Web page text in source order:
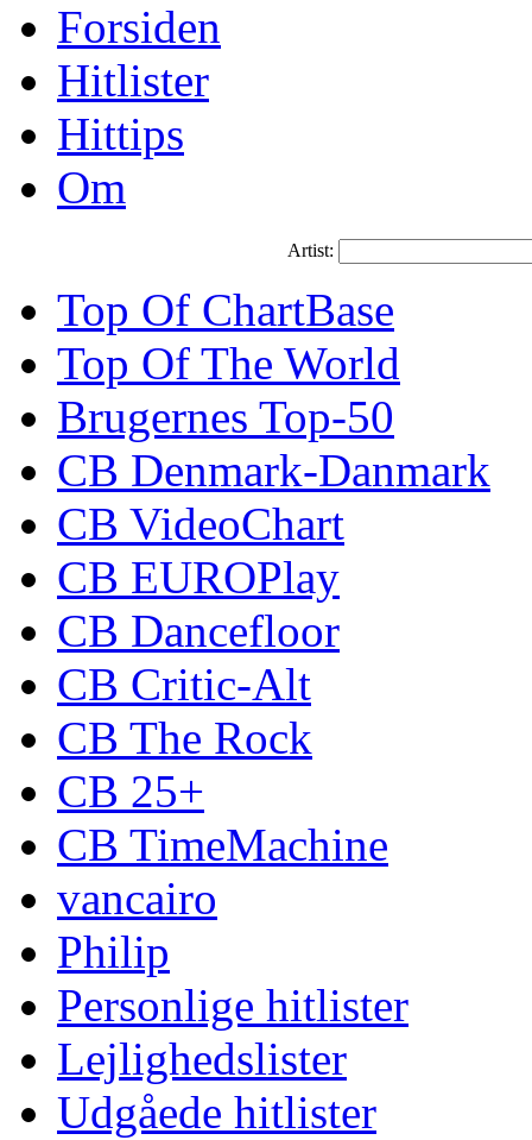
Forsiden
Hitlister
Hittips
Om
Artist:
Top Of ChartBase
Top Of The World
Brugernes Top-50
CB Denmark-Danmark
CB VideoChart
CB EUROPlay
CB Dancefloor
CB Critic-Alt
CB The Rock
CB 25+
CB TimeMachine
vancairo
Philip
Personlige hitlister
Lejlighedslister
Udgåede hitlister